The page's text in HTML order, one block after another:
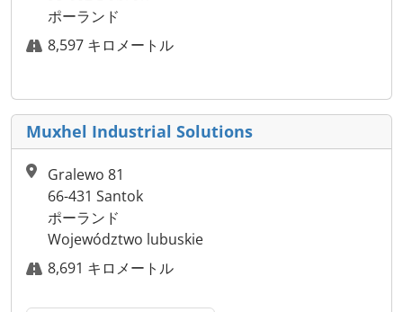
ポーランド
8,597 キロメートル
Muxhel Industrial Solutions
Gralewo 81
66-431 Santok
ポーランド
Województwo lubuskie
8,691 キロメートル